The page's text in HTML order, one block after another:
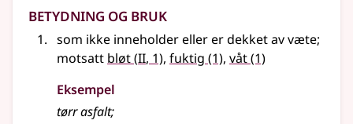
Betydning og bruk
som ikke inneholderellerer dekket av væte;
motsatt bløt(2
II, 1), fuktig (1), våt(1)
Eksempel
tørr asfalt;